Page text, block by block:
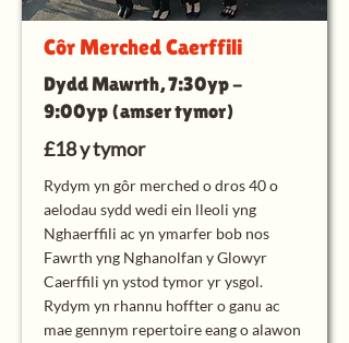
Côr Merched Caerffili
Dydd Mawrth, 7:30yp -
9:00yp (amser tymor)
£18 y tymor
Rydym yn gôr merched o dros 40 o
aelodau sydd wedi ein lleoli yng
Nghaerffili ac yn ymarfer bob nos
Fawrth yng Nghanolfan y Glowyr
Caerffili yn ystod tymor yr ysgol.
Rydym yn rhannu hoffter o ganu ac
mae gennym repertoire eang o alawon